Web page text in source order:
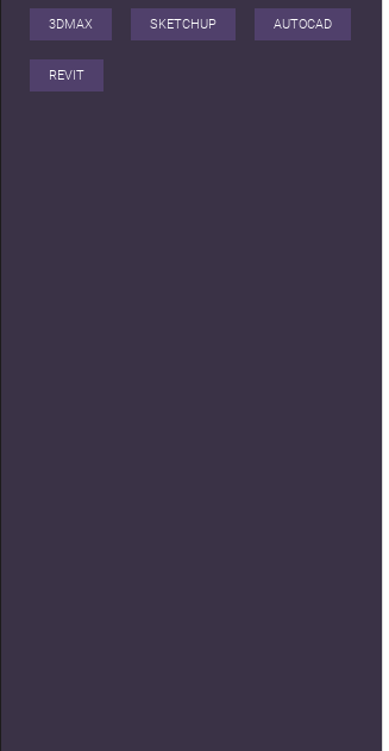
3DMAX SKETCHUP AUTOCAD
REVIT